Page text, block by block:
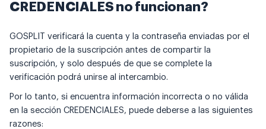
CREDENCIALES no funcionan?
GOSPLIT verificará la cuenta y la contraseña enviadas por el
propietario de la suscripción antes de compartir la
suscripción, y solo después de que se complete la
verificación podrá unirse al intercambio.
Por lo tanto, si encuentra información incorrecta o no válida
en la sección CREDENCIALES, puede deberse a las siguientes
razones: